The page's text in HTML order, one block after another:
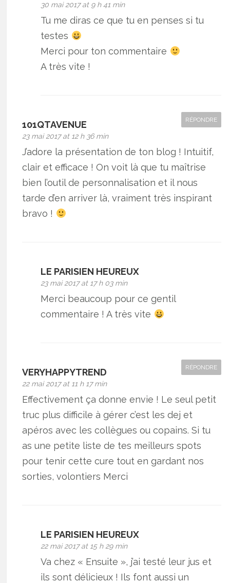
30 mai 2017 at 9 h 41 min
Tu me diras ce que tu en penses si tu
testes
Merci pour ton commentaire
A très vite !
101QTAVENUE
23 mai 2017 at 12 h 36 min
RÉPONDRE
J’adore la présentation de ton blog ! Intuitif,
clair et efficace ! On voit là que tu maîtrise
bien l’outil de personnalisation et il nous
tarde d’en arriver là, vraiment très inspirant
bravo !
LE PARISIEN HEUREUX
23 mai 2017 at 17 h 03 min
Merci beaucoup pour ce gentil
commentaire ! A très vite
VERYHAPPYTREND
22 mai 2017 at 11 h 17 min
RÉPONDRE
Effectivement ça donne envie ! Le seul petit
truc plus difficile à gérer c’est les dej et
apéros avec les collègues ou copains. Si tu
as une petite liste de tes meilleurs spots
pour tenir cette cure tout en gardant nos
sorties, volontiers Merci
LE PARISIEN HEUREUX
22 mai 2017 at 15 h 29 min
Va chez « Ensuite », j’ai testé leur jus et
ils sont délicieux ! Ils font aussi un